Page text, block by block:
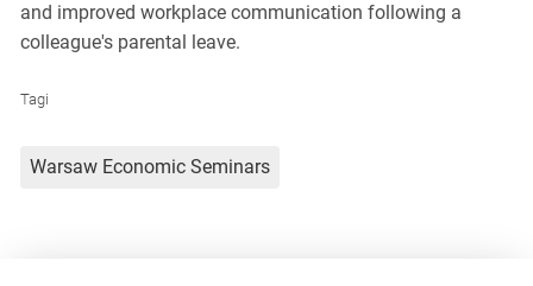
and improved workplace communication following a
colleague's parental leave.
Tagi
Warsaw Economic Seminars